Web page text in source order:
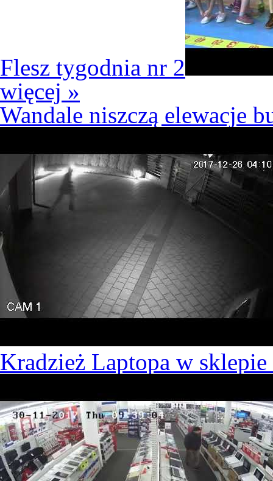
Flesz tygodnia nr 2
więcej »
Wandale niszczą elewacje
Kradzież Laptopa w